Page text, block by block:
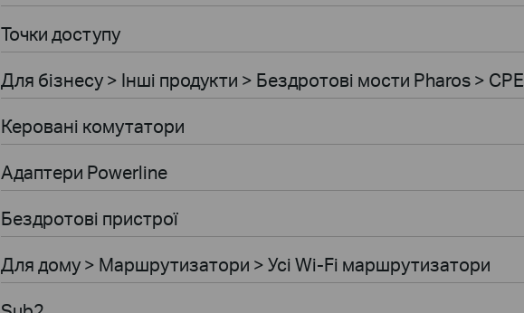
Точки доступу
Для бiзнесу > Інші продукти > Бездротові мости Pharos > CPE
Керовані комутатори
Адаптери Powerline
Бездротові пристрої
Для дому > Маршрутизатори > Усі Wi-Fi маршрутизатори